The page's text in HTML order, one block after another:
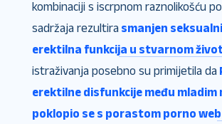
kombinaciji s iscrpnom raznolikošću
sadržaja rezultira smanjen
erektilna funkcija u stvarnom
istraživanja posebno su primijetila da
erektilne disfunkcije među mladim
poklopio se s porastom porno